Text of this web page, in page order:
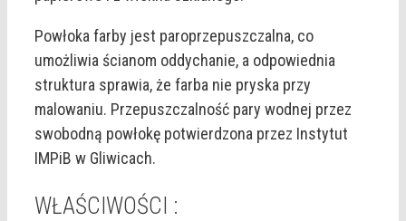
Powłoka farby jest paroprzepuszczalna, co
umożliwia ścianom oddychanie, a odpowiednia
struktura sprawia, że farba nie pryska przy
malowaniu. Przepuszczalność pary wodnej przez
swobodną powłokę potwierdzona przez Instytut
IMPiB w Gliwicach.
WŁAŚCIWOŚCI :